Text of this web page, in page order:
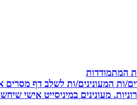
המתמודדות
ות המעונינים/ות לשלב דף מסרים
במיניסייט אישי שיחשוף את כל הקמפיין שלכם